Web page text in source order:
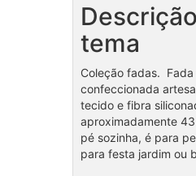
tema
Coleção fadas.
confeccionada
tecido e fibra
aproximadamente
pé sozinha, é para
para festa jardim ou